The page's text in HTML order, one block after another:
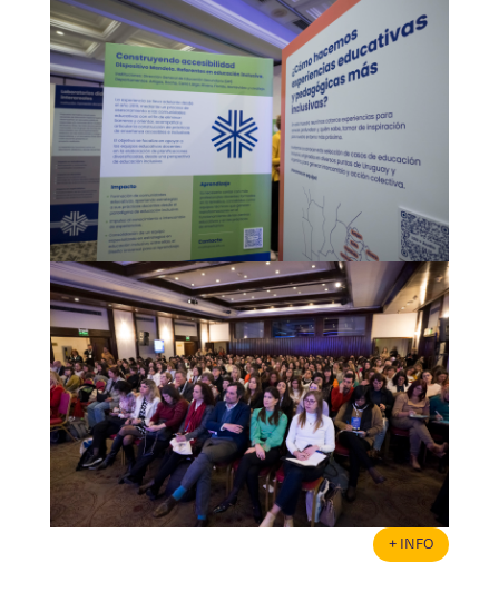
+ INFO